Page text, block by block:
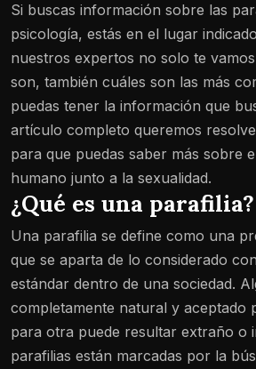
Si buscas información sobre las
psicología, estás en el lugar
nuestros expertos no solo te
son, también cuáles son las más
puedas tener la información que
artículo completo queremos
para que puedas saber más sobre
humano junto a la sexualidad.
¿Qué es una parafilia?
Una parafilia se define como una
que se aparta de lo considerado
estándar dentro de una sociedad.
completamente natural y aceptado
para otra puede resultar extraño o
parafilias están marcadas por la